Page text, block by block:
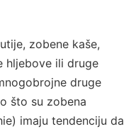
zobene kaše,
hljebove ili druge
druge
što su zobena
imaju tendenciju da